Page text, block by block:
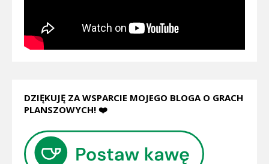
DZIĘKUJĘ ZA WSPARCIE MOJEGO BLOGA O GRACH
PLANSZOWYCH! ❤️